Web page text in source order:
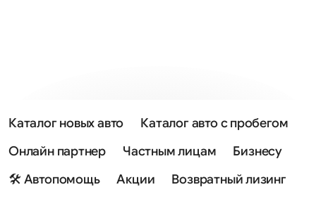
Каталог новых авто
Каталог авто с пробегом
Онлайн партнер
Частным лицам
Бизнесу
🛠 Автопомощь
Акции
Возвратный лизинг